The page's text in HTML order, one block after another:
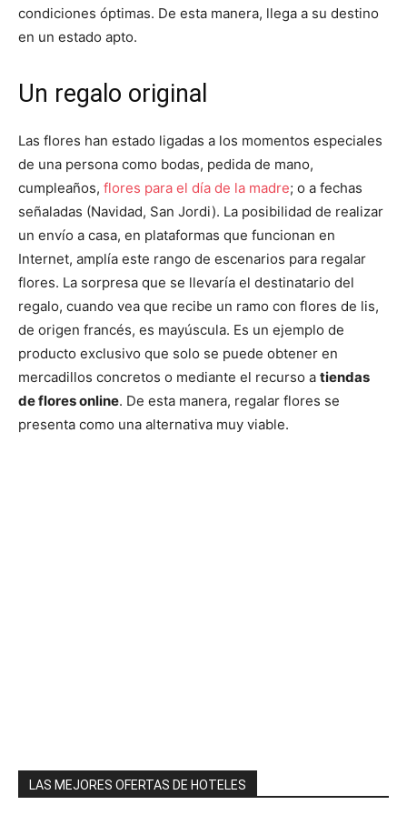
condiciones óptimas. De esta manera, llega a su destino
en un estado apto.
Un regalo original
Las flores han estado ligadas a los momentos especiales
de una persona como bodas, pedida de mano,
cumpleaños, flores para el día de la madre; o a fechas
señaladas (Navidad, San Jordi). La posibilidad de realizar
un envío a casa, en plataformas que funcionan en
Internet, amplía este rango de escenarios para regalar
flores. La sorpresa que se llevaría el destinatario del
regalo, cuando vea que recibe un ramo con flores de lis,
de origen francés, es mayúscula. Es un ejemplo de
producto exclusivo que solo se puede obtener en
mercadillos concretos o mediante el recurso a tiendas
de flores online. De esta manera, regalar flores se
presenta como una alternativa muy viable.
LAS MEJORES OFERTAS DE HOTELES